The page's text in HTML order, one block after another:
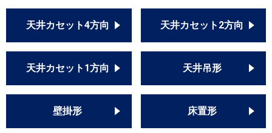
天井カセット4方向 天井カセット2方向
天井カセット1方向 天井吊形
壁掛形 床置形